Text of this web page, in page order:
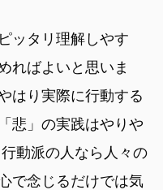
ッタリ理解しやす
ればよいと思いま
はり実際に行動する
悲」の実践はやりや
動派の人なら人々の
で念じるだけでは気